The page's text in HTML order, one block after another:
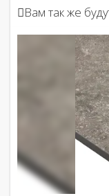
Вам так же